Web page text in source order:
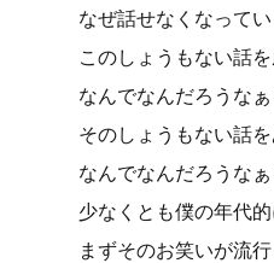
なぜ話せなくなって
このしょうもない話
なんでなんだろうな
そのしょうもない話
なんでなんだろうな
少なくとも僕の年代
まずそのお笑いが流